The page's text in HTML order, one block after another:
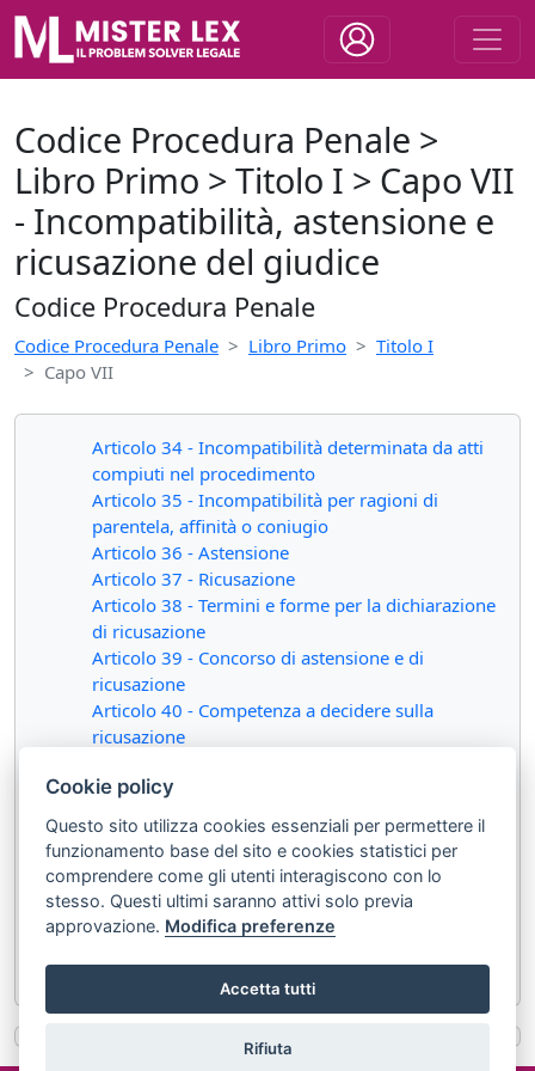
Codice Procedura Penale >
Libro Primo > Titolo I > Capo VII
- Incompatibilità, astensione e
ricusazione del giudice
Codice Procedura Penale
Codice Procedura Penale Libro Primo
Titolo I
Capo VII
Articolo 34 - Incompatibilità determinata da atti
compiuti nel procedimento
Articolo 35 - Incompatibilità per ragioni di
parentela, affinità o coniugio
Articolo 36 - Astensione
Articolo 37 - Ricusazione
Articolo 38 - Termini e forme per la dichiarazione
di ricusazione
Articolo 39 - Concorso di astensione e di
ricusazione
Articolo 40 - Competenza a decidere sulla
ricusazione
ricusazione
Articolo 42 - Provvedimenti in caso di
accoglimento della dichiarazione di astensione o
ricusazione
Articolo 43 - Sostituzione del giudice astenuto o
ricusato
Cookie policy
Questo sito utilizza cookies essenziali per permettere il
funzionamento base del sito e cookies statistici per
comprendere come gli utenti interagiscono con lo
stesso. Questi ultimi saranno attivi solo previa
approvazione. Modifica preferenze
Accetta tutti
Rifiuta